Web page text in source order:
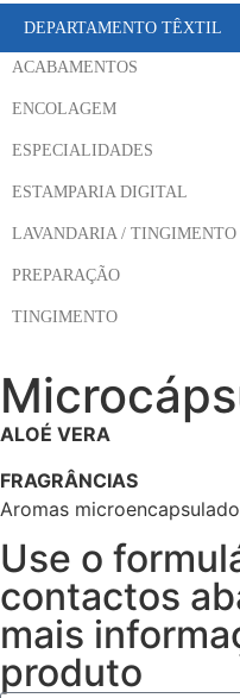
DEPARTAMENTO TÊXTIL
ACABAMENTOS
ENCOLAGEM
ESPECIALIDADES
ESTAMPARIA DIGITAL
LAVANDARIA / TINGIMENTO
PREPARAÇÃO
TINGIMENTO
ALOÉ VERA
FRAGRÂNCIAS
Aromas
Use o
contactos
mais
produto